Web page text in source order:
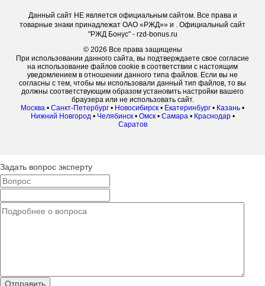
Данный сайт НЕ является официальным сайтом. Все права и
товарные знаки принадлежат ОАО «РЖД»» и . Официальный сайт
"РЖД Бонус" - rzd-bonus.ru
© 2026 Все права защищены
При использовании данного сайта, вы подтверждаете свое согласие
на использование файлов cookie в соответствии с настоящим
уведомлением в отношении данного типа файлов. Если вы не
согласны с тем, чтобы мы использовали данный тип файлов, то вы
должны соответствующим образом установить настройки вашего
браузера или не использовать сайт.
Москва • Санкт-Петербург • Новосибирск • Екатеринбург • Казань •
Нижний Новгород• Челябинск• Омск• Самара• Краснодар•
Саратов
Задать вопрос эксперту